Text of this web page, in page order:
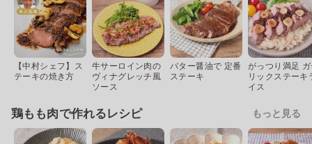
【中村シェフ】ス
テーキの焼き方
牛サーロイン肉の
ヴィナグレッチ風
ソース
バター醤油で 定番
ステーキ
がっつり満足
リックステーキ
イス
鶏もも肉で作れるレシピ もっと見る